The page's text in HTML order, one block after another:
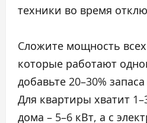
техники во время
Cложите мощность
которые работают
добавьте 20–30%
Для квартиры хватит
дома – 5–6 кВт, а с